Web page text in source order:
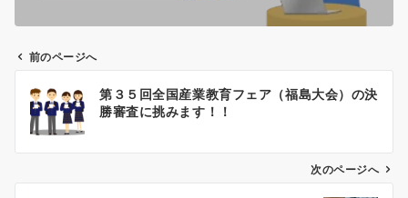
ビ
前のページへ
第３５回全国産業教育フェア（福島大会）の決
勝審査に挑みます！！
次のページへ